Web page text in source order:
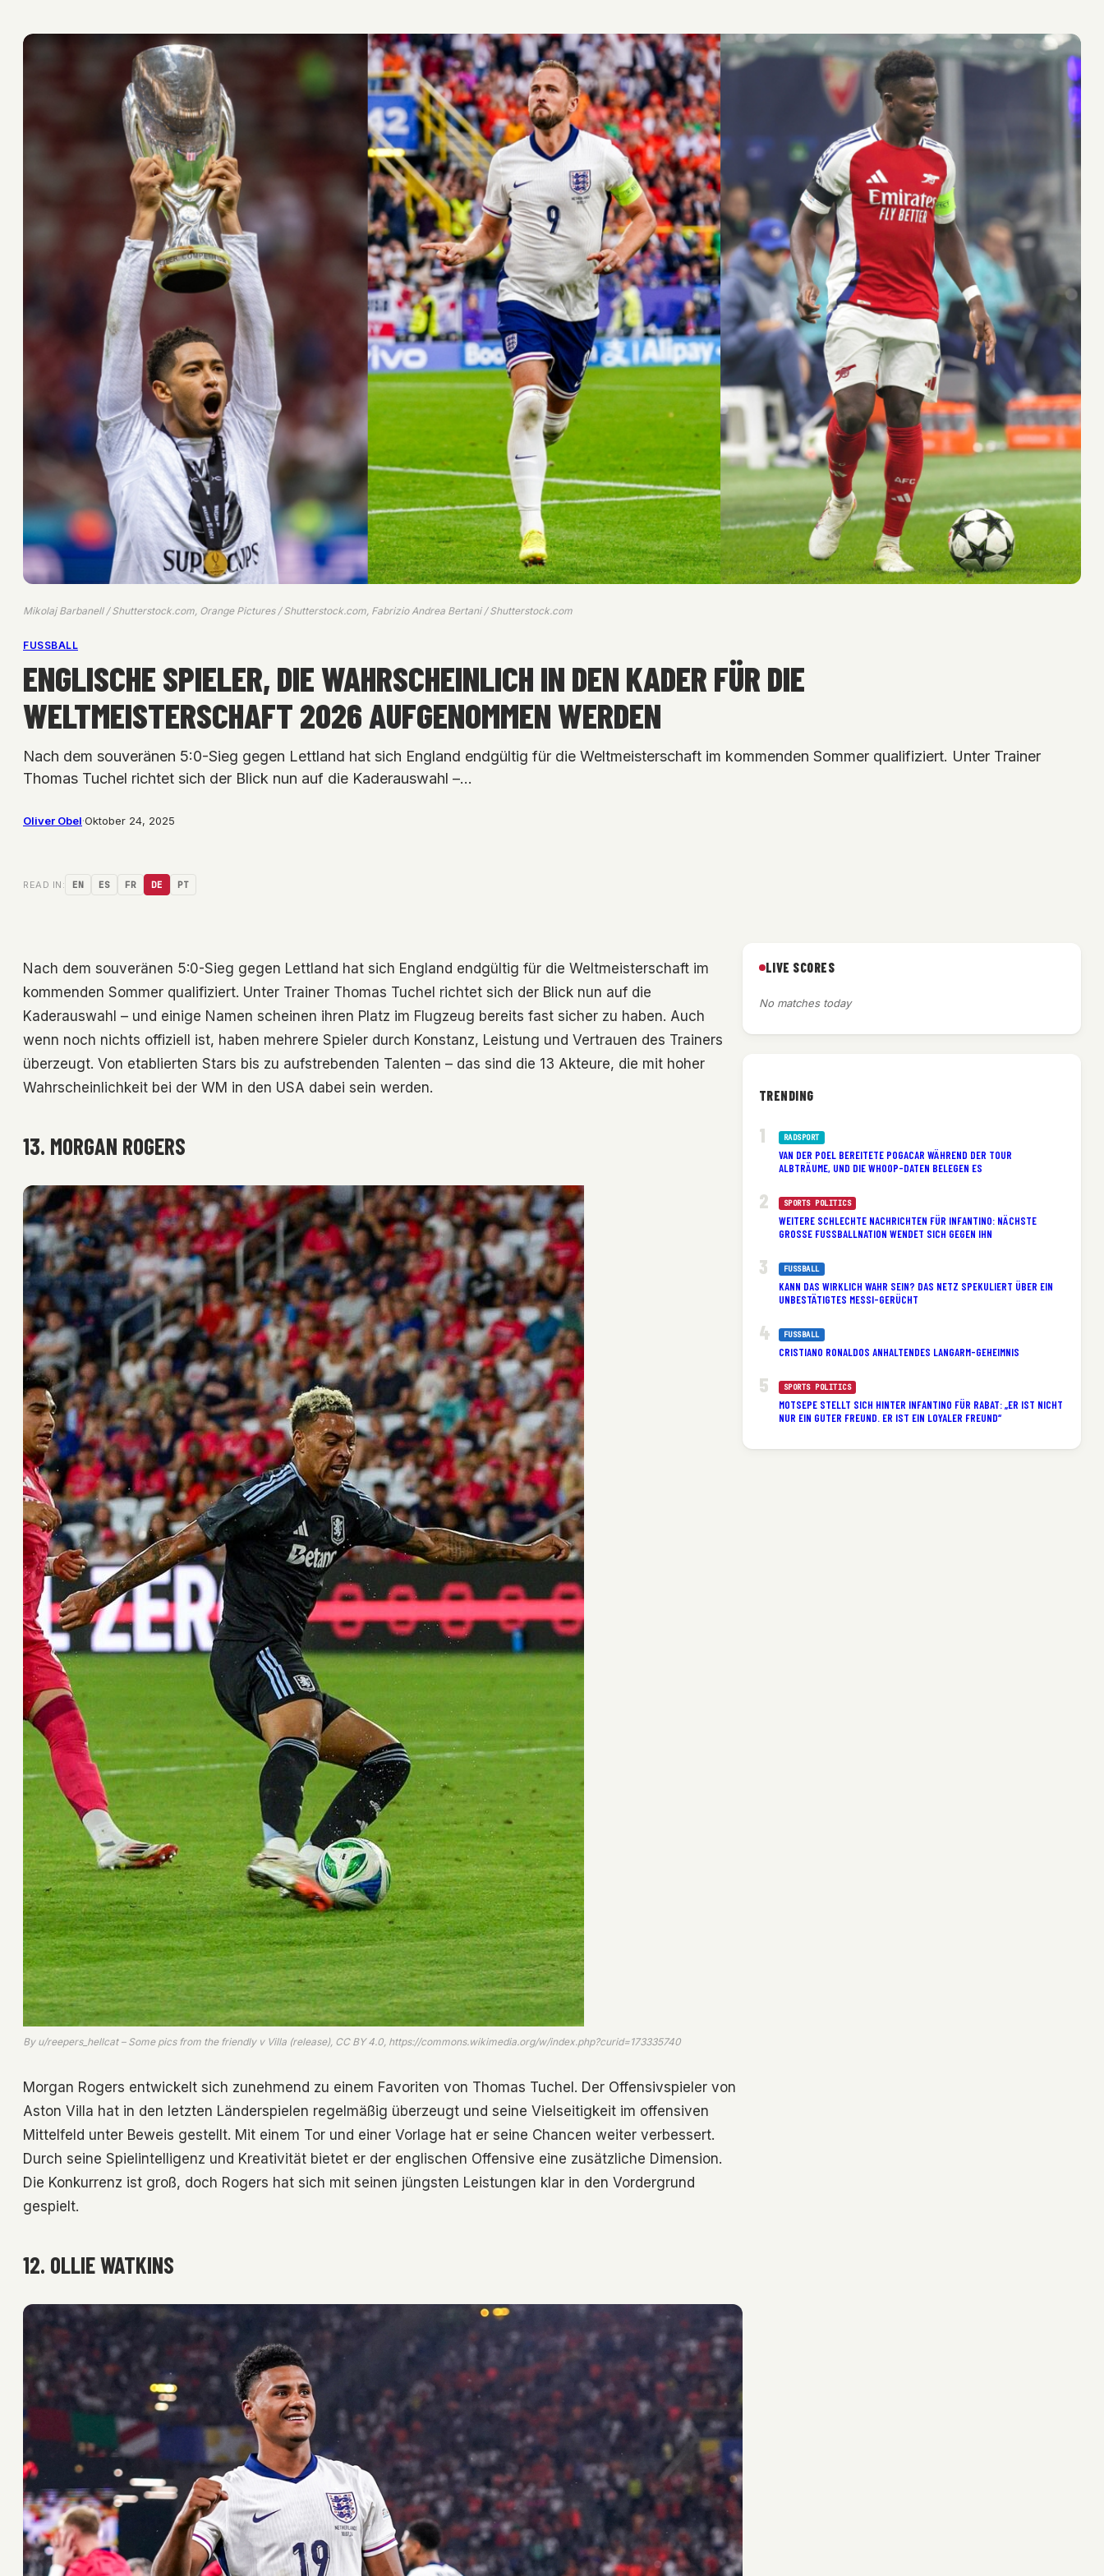
Mikolaj Barbanell / Shutterstock.com, Orange Pictures / Shutterstock.com, Fabrizio Andrea Bertani / Shutterstock.com
FUSSBALL
ENGLISCHE SPIELER, DIE WAHRSCHEINLICH IN DEN KADER FÜR DIE
WELTMEISTERSCHAFT 2026 AUFGENOMMEN WERDEN
Nach dem souveränen 5:0-Sieg gegen Lettland hat sich England endgültig für die Weltmeisterschaft im kommenden Sommer qualifiziert. Unter Trainer
Thomas Tuchel richtet sich der Blick nun auf die Kaderauswahl –…
Oliver Obel·Oktober 24, 2025
READ IN: EN ES FR DE PT
Nach dem souveränen 5:0-Sieg gegen Lettland hat sich England endgültig für die Weltmeisterschaft im
kommenden Sommer qualifiziert. Unter Trainer Thomas Tuchel richtet sich der Blick nun auf die
Kaderauswahl – und einige Namen scheinen ihren Platz im Flugzeug bereits fast sicher zu haben. Auch
wenn noch nichts offiziell ist, haben mehrere Spieler durch Konstanz, Leistung und Vertrauen des Trainers
überzeugt. Von etablierten Stars bis zu aufstrebenden Talenten – das sind die 13 Akteure, die mit hoher
Wahrscheinlichkeit bei der WM in den USA dabei sein werden.
13. MORGAN ROGERS
By u/reepers_hellcat – Some pics from the friendly v Villa (release), CC BY 4.0, https://commons.wikimedia.org/w/index.php?curid=173335740
Morgan Rogers entwickelt sich zunehmend zu einem Favoriten von Thomas Tuchel. Der Offensivspieler von
Aston Villa hat in den letzten Länderspielen regelmäßig überzeugt und seine Vielseitigkeit im offensiven
Mittelfeld unter Beweis gestellt. Mit einem Tor und einer Vorlage hat er seine Chancen weiter verbessert.
Durch seine Spielintelligenz und Kreativität bietet er der englischen Offensive eine zusätzliche Dimension.
Die Konkurrenz ist groß, doch Rogers hat sich mit seinen jüngsten Leistungen klar in den Vordergrund
gespielt.
12. OLLIE WATKINS
LIVE SCORES
No matches today
TRENDING
RADSPORT
VAN DER POEL BEREITETE POGACAR WÄHREND DER TOUR
ALBTRÄUME, UND DIE WHOOP-DATEN BELEGEN ES
SPORTS POLITICS
WEITERE SCHLECHTE NACHRICHTEN FÜR INFANTINO: NÄCHSTE
GROSSE FUSSBALLNATION WENDET SICH GEGEN IHN
FUSSBALL
KANN DAS WIRKLICH WAHR SEIN? DAS NETZ SPEKULIERT ÜBER EIN
UNBESTÄTIGTES MESSI-GERÜCHT
FUSSBALL
CRISTIANO RONALDOS ANHALTENDES LANGARM-GEHEIMNIS
SPORTS POLITICS
MOTSEPE STELLT SICH HINTER INFANTINO FÜR RABAT: „ER IST NICHT
NUR EIN GUTER FREUND. ER IST EIN LOYALER FREUND“